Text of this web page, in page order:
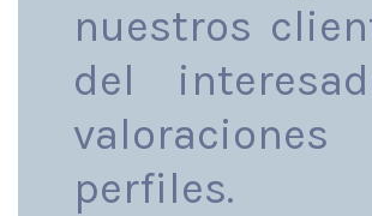
nuestros
del
perfiles.